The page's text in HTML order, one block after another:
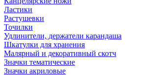
Ластики
Растушевки
Точилки
Удлинители, держатели карандаша
Шкатулки для хранения
Малярный и декоративный скотч
Значки тематические
Значки акриловые